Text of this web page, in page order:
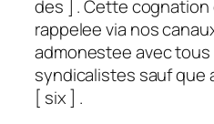
des ] . Cette
rappelee via nos
admonestee avec tous
syndicalistes sauf que
[ six ] .